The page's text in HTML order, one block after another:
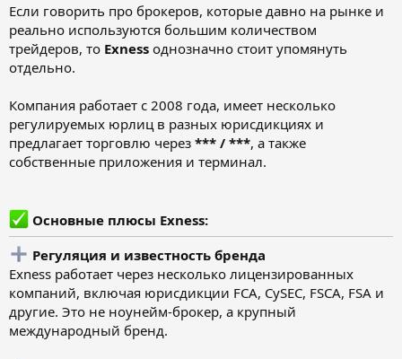
Если говорить про брокеров, которые давно на рынке и
реально используются большим количеством
трейдеров, то Exness однозначно стоит упомянуть
отдельно.
Компания работает с 2008 года, имеет несколько
регулируемых юрлиц в разных юрисдикциях и
предлагает торговлю через *** / ***, а также
собственные приложения и терминал.
Основные плюсы Exness:
Регуляция и известность бренда
Exness работает через несколько лицензированных
компаний, включая юрисдикции FCA, CySEC, FSCA, FSA и
другие. Это не ноунейм-брокер, а крупный
международный бренд.